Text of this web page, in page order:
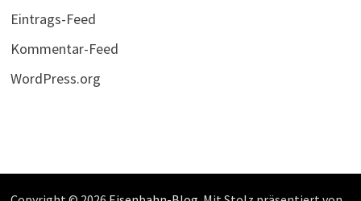
Eintrags-Feed
Kommentar-Feed
WordPress.org